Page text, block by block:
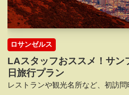
ロサンゼルス
LAスタッフおススメ！サン
日旅行プラン
レストランや観光名所など、初訪問